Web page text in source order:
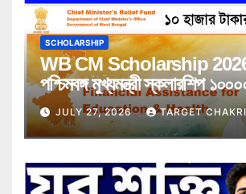
SCHOLARSHIP
WB CM Scholarship
পশ্চিমবঙ্গ মুখ্যমন্ত্রী স্কলারশিপ
JULY 27, 2026 TARGET CHAKRI